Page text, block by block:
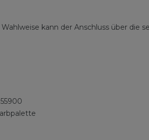
kann der Anschluss über die